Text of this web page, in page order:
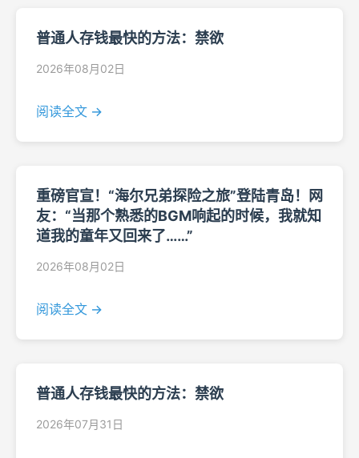
普通人存钱最快的方法：禁欲
2026年08月02日
阅读全文 →
重磅官宣！“海尔兄弟探险之旅”登陆青岛！网
友：“当那个熟悉的BGM响起的时候，我就知
道我的童年又回来了……”
2026年08月02日
阅读全文 →
普通人存钱最快的方法：禁欲
2026年07月31日